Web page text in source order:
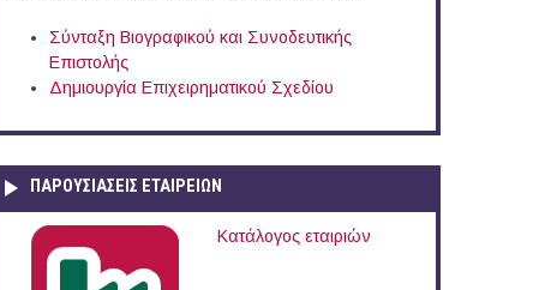
Σύνταξη Βιογραφικού και Συνοδευτικής
Επιστολής
Δημιουργία Επιχειρηματικού Σχεδίου
ΠΑΡΟΥΣΙΆΣΕΙΣ ΕΤΑΙΡΕΙΏΝ
Κατάλογος εταιριών